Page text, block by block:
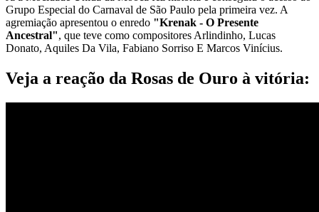
Grupo Especial do Carnaval de São Paulo pela primeira vez. A
agremiação apresentou o enredo "Krenak - O Presente
Ancestral", que teve como compositores Arlindinho, Lucas
Donato, Aquiles Da Vila, Fabiano Sorriso E Marcos Vinícius.
Veja a reação da Rosas de Ouro à vitória: